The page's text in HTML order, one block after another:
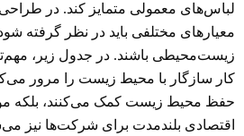
لباس‌های معمولی متمایز کند. در طراحی
معیارهای مختلفی باید در نظر گرفته
زیست‌محیطی باشند. در جدول زیر،
کار سازگار با محیط زیست را مرور
حفظ محیط زیست کمک می‌کنند، بلکه
اقتصادی بلندمدت برای شرکت‌ها نیز